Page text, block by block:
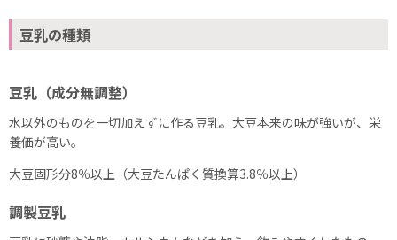
豆乳の種類
豆乳（成分無調整）
水以外のものを一切加えずに作る豆乳。大豆本来の味が強いが、栄
養価が高い。
大豆固形分8％以上（大豆たんぱく質換算3.8％以上）
調製豆乳